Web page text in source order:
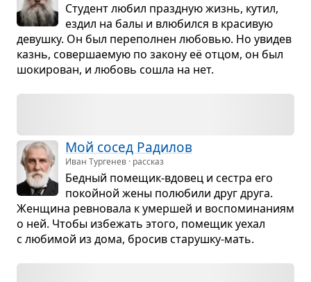
Сту­дент любил празд­ную жизнь, кутил,
ездил на балы и влю­бился в кра­си­вую
девушку. Он был пере­пол­нен любо­вью. Но уви­дев
казнь, совер­ша­е­мую по закону её отцом, он был
шоки­ро­ван, и любовь сошла на нет.
Мой сосед Ради­лов
Иван Тургенев · рассказ
Бед­ный поме­щик-вдо­вец и сестра его
покой­ной жены полю­били друг друга.
Жен­щина рев­но­вала к умер­шей и вос­по­ми­на­ниям
о ней. Чтобы избе­жать этого, поме­щик уехал
с люби­мой из дома, бро­сив ста­рушку-мать.